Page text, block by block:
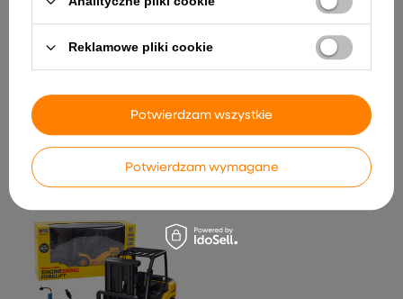
Transportowy Wyjmowana
Odchylana Taca Zielony 120
kg
256,01 zł
157,56 zł
Reklamowe pliki cookie
Potwierdzam wymagane
Potwierdzam wszystkie